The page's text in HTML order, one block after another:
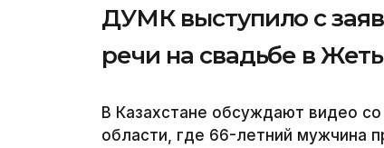
ДУМК выступило с
речи на свадьбе в
В Казахстане обсуждают видео
области, где 66-летний мужчина